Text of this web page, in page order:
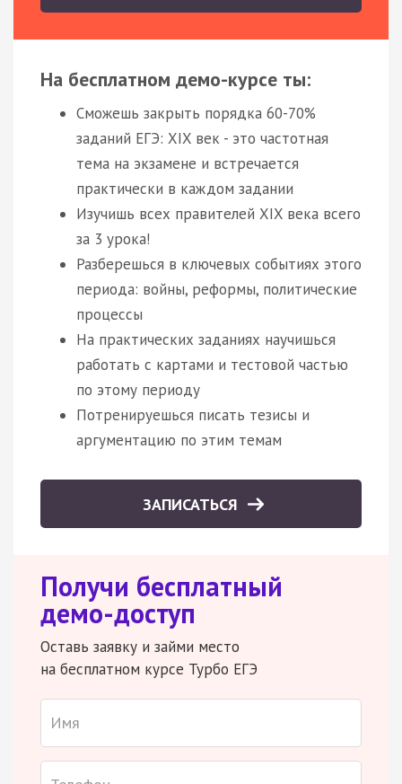
На бесплатном демо-курсе ты:
Сможешь закрыть порядка 60-70%
заданий ЕГЭ: XIX век - это частотная
тема на экзамене и встречается
практически в каждом задании
Изучишь всех правителей XIX века всего
за 3 урока!
Разберешься в ключевых событиях этого
периода: войны, реформы, политические
процессы
На практических заданиях научишься
работать с картами и тестовой частью
по этому периоду
Потренируешься писать тезисы и
аргументацию по этим темам
ЗАПИСАТЬСЯ
Получи бесплатный
демо-доступ
Оставь заявку и займи место
на бесплатном курсе Турбо ЕГЭ